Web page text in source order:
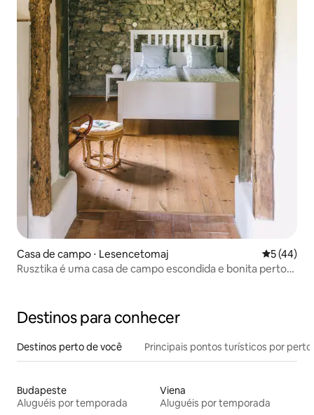
Casa de campo ⋅ Lesencetomaj 5 de uma
5 (44)
Rusztika é uma casa de campo escondida e bonita perto
Destinos para conhecer
Destinos perto de você Principais pontos turísticos por perto
Budapeste
Aluguéis por temporada
Viena
Aluguéis por temporada